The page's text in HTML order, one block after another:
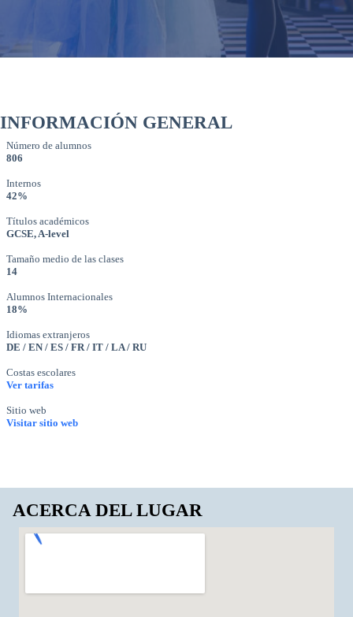
INFORMACIÓN GENERAL
Número de alumnos
806
Internos
42%
Títulos académicos
GCSE, A-level
Tamaño medio de las clases
14
Alumnos Internacionales
18%
Idiomas extranjeros
DE / EN / ES / FR / IT / LA / RU
Costas escolares
Ver tarifas
Sitio web
Visitar sitio web
ACERCA DEL LUGAR